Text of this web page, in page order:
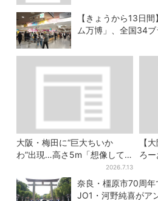
【きょうから13日
ム万博」、全国34
大阪・梅田に“巨大ちいか
わ”出現…高さ5m「想像して
たより結構デカい」「ちい
さ…くはない」
2026.7.13
【
ろ
ル
実…
ー
奈良・橿原市70周年
JO1・河野純喜がア